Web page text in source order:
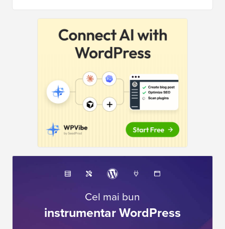
Cel mai bun
instrumentar WordPress